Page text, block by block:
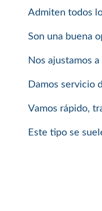
Admiten todos
Son una buena
Nos ajustamos
Damos servicio
Vamos rápido,
Este tipo se